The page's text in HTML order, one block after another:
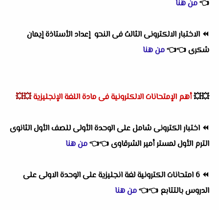
👈من هنا
⏪ الاختبار الالكترونى الثالث فى النحو إعداد الأستاذة إيمان
شكرى👈
👈من هنا
💥💥أهم الإمتحانات الالكترونية فى مادة اللغة الإنجليزية💥💥
⏪ اختبار الكترونى شامل على الوحدة الأولى للصف الأول الثانوى
الترم الأول لمستر أمير الشرقاوى👈
👈من هنا
⏪
6 امتحانات الكترونية لغة انجليزية على الوحدة الاولى على
الدروس بالتتابع 👈
👈من هنا